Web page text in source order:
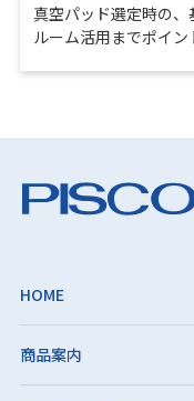
真空パッド選定時の
ルーム活用までポイン
HOME
商品案内